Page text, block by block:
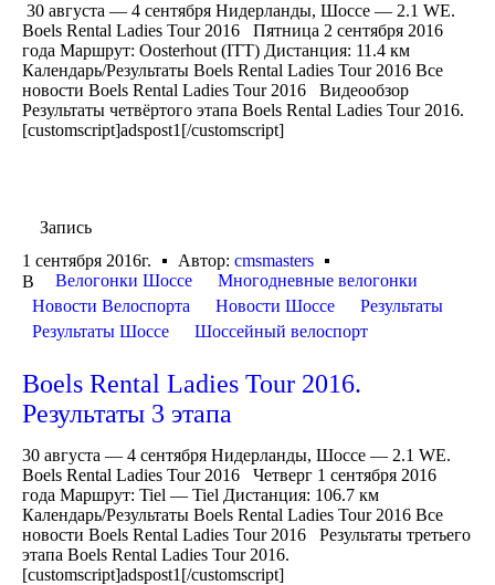
30 августа — 4 сентября Нидерланды, Шоссе — 2.1 WE.
Boels Rental Ladies Tour 2016 Пятница 2 сентября 2016
года Маршрут: Oosterhout (ITT) Дистанция: 11.4 км
Календарь/Результаты Boels Rental Ladies Tour 2016 Все
новости Boels Rental Ladies Tour 2016 Видеообзор
Результаты четвёртого этапа Boels Rental Ladies Tour 2016.
[customscript]adspost1[/customscript]
Запись
1 сентября 2016г.
Автор: cmsmasters
В
Велогонки Шоссе
Многодневные велогонки
Новости Велоспорта
Новости Шоссе
Результаты
Результаты Шоссе
Шоссейный велоспорт
Boels Rental Ladies Tour 2016.
Результаты 3 этапа
30 августа — 4 сентября Нидерланды, Шоссе — 2.1 WE.
Boels Rental Ladies Tour 2016 Четверг 1 сентября 2016
года Маршрут: Tiel — Tiel Дистанция: 106.7 км
Календарь/Результаты Boels Rental Ladies Tour 2016 Все
новости Boels Rental Ladies Tour 2016 Результаты третьего
этапа Boels Rental Ladies Tour 2016.
[customscript]adspost1[/customscript]